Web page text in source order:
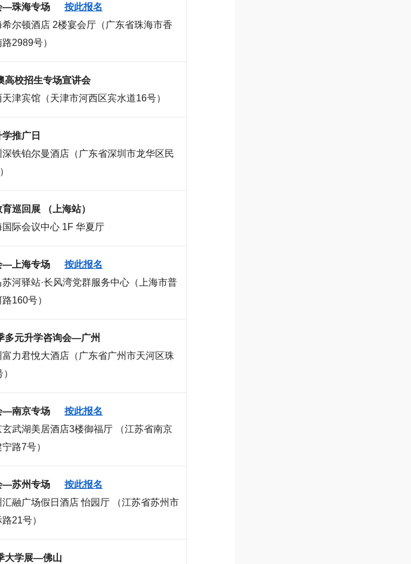
—珠海专场按此报名
尔顿酒店 2楼宴会厅（广东省珠海市香
2989号）
高校招生专场宣讲会
天津宾馆（天津市河西区宾水道16号）
推广日
深铁铂尔曼酒店（广东省深圳市龙华区民
巡回展 （上海站）
国际会议中心 1F 华夏厅
—上海专场按此报名
河驿站·长风湾党群服务中心（上海市普
160号）
多元升学咨询会—广州
力君悅大酒店（广东省广州市天河区珠
—南京专场按此报名
武湖美居酒店3楼御福厅 （江苏省南京
路7号）
—苏州专场按此报名
融广场假日酒店 怡园厅 （江苏省苏州市
21号）
大学展—佛山